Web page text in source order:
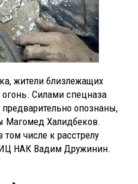
жители близлежащих
Силами спецназа
опознаны,
Магомед Халидбеков.
числе к расстрелу
ИЦ НАК Вадим Дружинин.